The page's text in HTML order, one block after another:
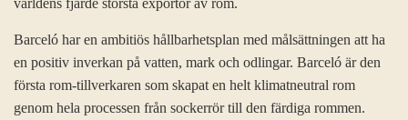
Barceló har en ambitiös hållbarhetsplan med målsättningen att ha
en positiv inverkan på vatten, mark och odlingar. Barceló är den
första rom-tillverkaren som skapat en helt klimatneutral rom
genom hela processen från sockerrör till den färdiga rommen.